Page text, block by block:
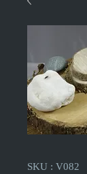
SKU : V082